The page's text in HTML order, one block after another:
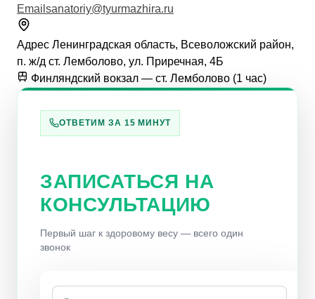
Email sanatoriy@tyurmazhira.ru
Адрес Ленинградская область, Всеволожский район,
п. ж/д ст. Лемболово, ул. Приречная, 4Б
Финляндский вокзал — ст. Лемболово (1 час)
ОТВЕТИМ ЗА 15 МИНУТ
ЗАПИСАТЬСЯ НА
КОНСУЛЬТАЦИЮ
Первый шаг к здоровому весу — всего один
звонок